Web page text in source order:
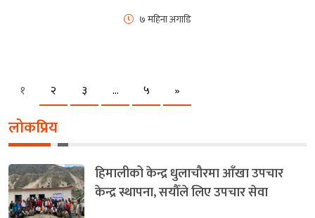
७ महिना अगाडि
१ २ ३ … ५ »
लोकप्रिय
हिमालीको केन्द्र धुलाचौरमा आँखा उपचार
केन्द्र स्थापना, सयौँले लिए उपचार सेवा